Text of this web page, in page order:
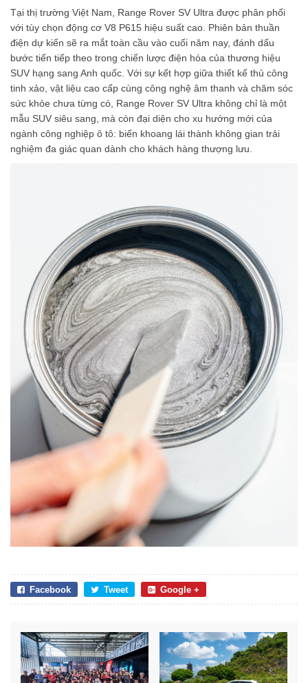
Tại thị trường Việt Nam, Range Rover SV Ultra được phân phối
với tùy chọn động cơ V8 P615 hiệu suất cao. Phiên bản thuần
điện dự kiến sẽ ra mắt toàn cầu vào cuối năm nay, đánh dấu
bước tiến tiếp theo trong chiến lược điện hóa của thương hiệu
SUV hạng sang Anh quốc. Với sự kết hợp giữa thiết kế thủ công
tinh xảo, vật liệu cao cấp cùng công nghệ âm thanh và chăm sóc
sức khỏe chưa từng có, Range Rover SV Ultra không chỉ là một
mẫu SUV siêu sang, mà còn đại diện cho xu hướng mới của
ngành công nghiệp ô tô: biến khoang lái thành không gian trải
nghiệm đa giác quan dành cho khách hàng thượng lưu.
Facebook Tweet Google +